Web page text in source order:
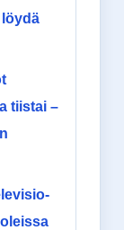
tiistai –